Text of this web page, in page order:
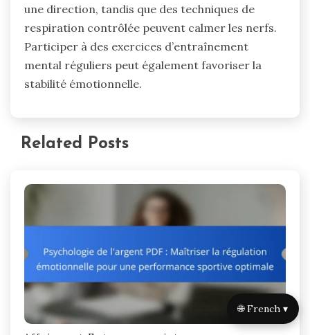
une direction, tandis que des techniques de
respiration contrôlée peuvent calmer les nerfs.
Participer à des exercices d’entraînement
mental réguliers peut également favoriser la
stabilité émotionnelle.
Related Posts
🌐 French ▾